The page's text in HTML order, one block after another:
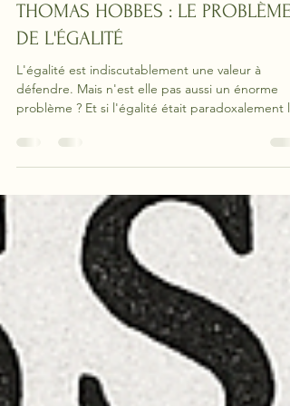
damienclergetgurna
THOMAS HOBBES : LE PROBLÈME
DE L'ÉGALITÉ
L'égalité est indiscutablement une valeur à
défendre. Mais n'est elle pas aussi un énorme
source de tous nos conflits ? Entrez dans
l'immense pensée de Hobbes